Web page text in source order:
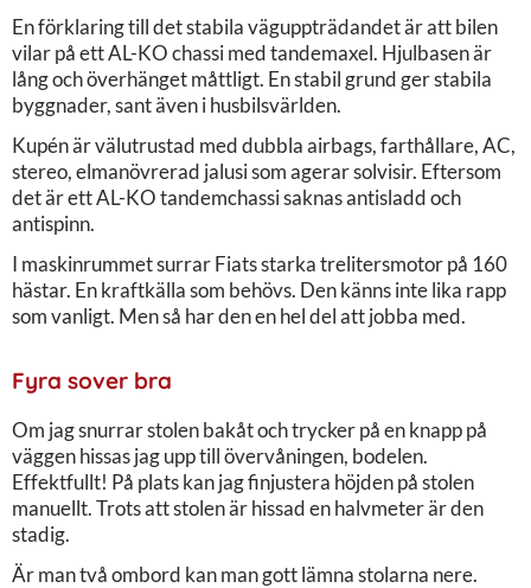
En förklaring till det stabila väguppträdandet är att bilen
vilar på ett AL-KO chassi med tandemaxel. Hjulbasen är
lång och överhänget måttligt. En stabil grund ger stabila
byggnader, sant även i husbilsvärlden.
Kupén är välutrustad med dubbla airbags, farthållare, AC,
stereo, elmanövrerad jalusi som agerar solvisir. Eftersom
det är ett AL-KO tandemchassi saknas antisladd och
antispinn.
I maskinrummet surrar Fiats starka trelitersmotor på 160
hästar. En kraftkälla som behövs. Den känns inte lika rapp
som vanligt. Men så har den en hel del att jobba med.
Fyra sover bra
Om jag snurrar stolen bakåt och trycker på en knapp på
väggen hissas jag upp till övervåningen, bodelen.
Effektfullt! På plats kan jag finjustera höjden på stolen
manuellt. Trots att stolen är hissad en halvmeter är den
stadig.
Är man två ombord kan man gott lämna stolarna nere.